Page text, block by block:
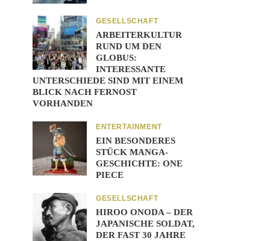
GESELLSCHAFT
ARBEITERKULTUR
RUND UM DEN
GLOBUS:
INTERESSANTE
UNTERSCHIEDE SIND MIT EINEM
BLICK NACH FERNOST
VORHANDEN
ENTERTAINMENT
EIN BESONDERES
STÜCK MANGA-
GESCHICHTE: ONE
PIECE
GESELLSCHAFT
HIROO ONODA – DER
JAPANISCHE SOLDAT,
DER FAST 30 JAHRE